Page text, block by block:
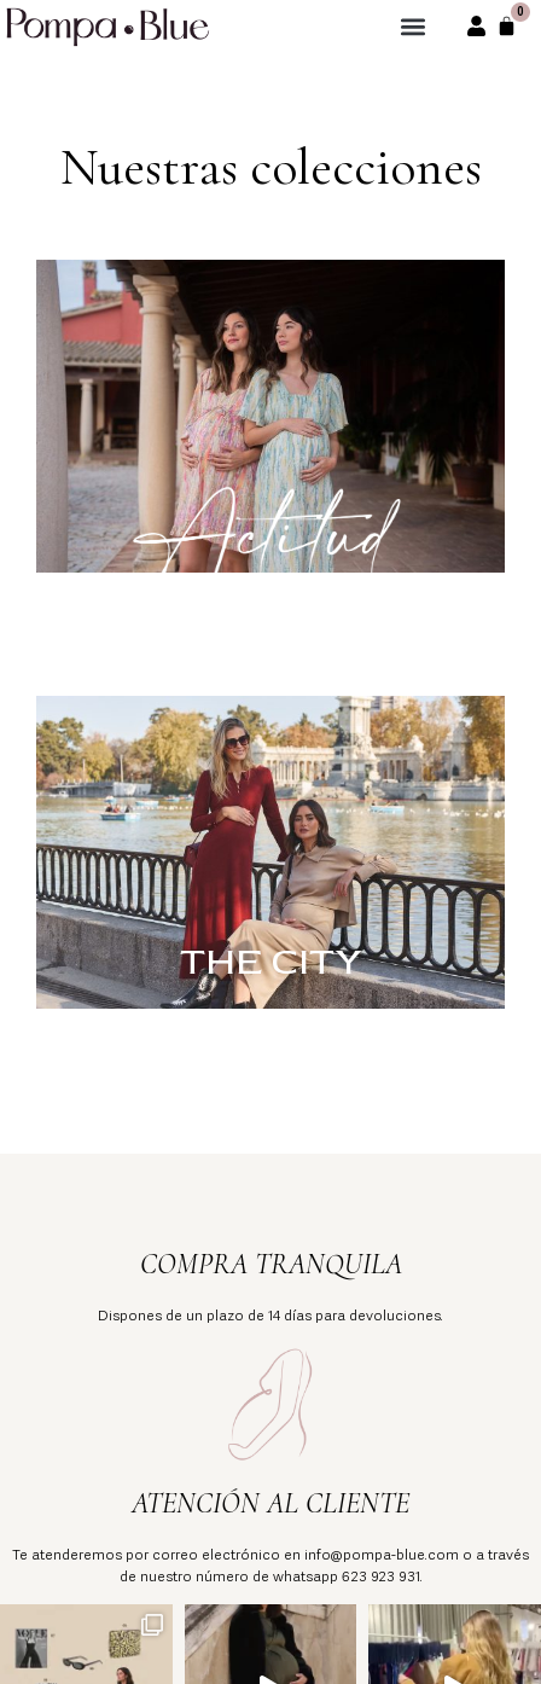
0
Nuestras colecciones
THE CITY
COMPRA TRANQUILA
Dispones de un plazo de 14 días para devoluciones.
ATENCIÓN AL CLIENTE
Te atenderemos por correo electrónico en info@pompa-blue.com o a través
de nuestro número de whatsapp 623 923 931.